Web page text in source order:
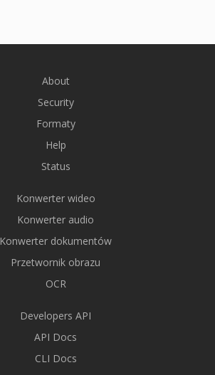
About
Security
Formaty
Help
Status
Konwerter wideo
Konwerter audio
Konwerter dokumentów
Przetwornik obrazu
OCR
Developers API
API Docs
CLI Docs